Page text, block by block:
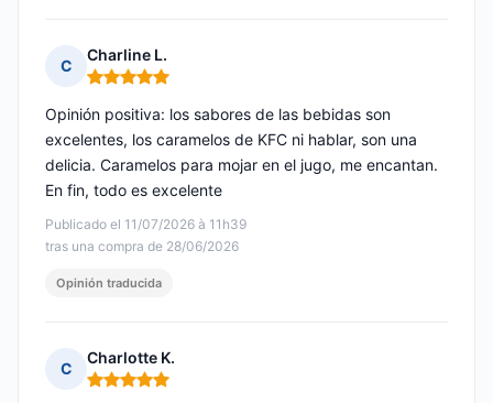
C
Charline L.
Nota: 5 de 5
Publicado el 11/07/2026 à 11h39
tras una compra de 28/06/2026
Opinión positiva: los sabores de las bebidas son
excelentes, los caramelos de KFC ni hablar, son una
delicia. Caramelos para mojar en el jugo, me encantan.
En fin, todo es excelente
Opinión traducida
C
Charlotte K.
Nota: 5 de 5